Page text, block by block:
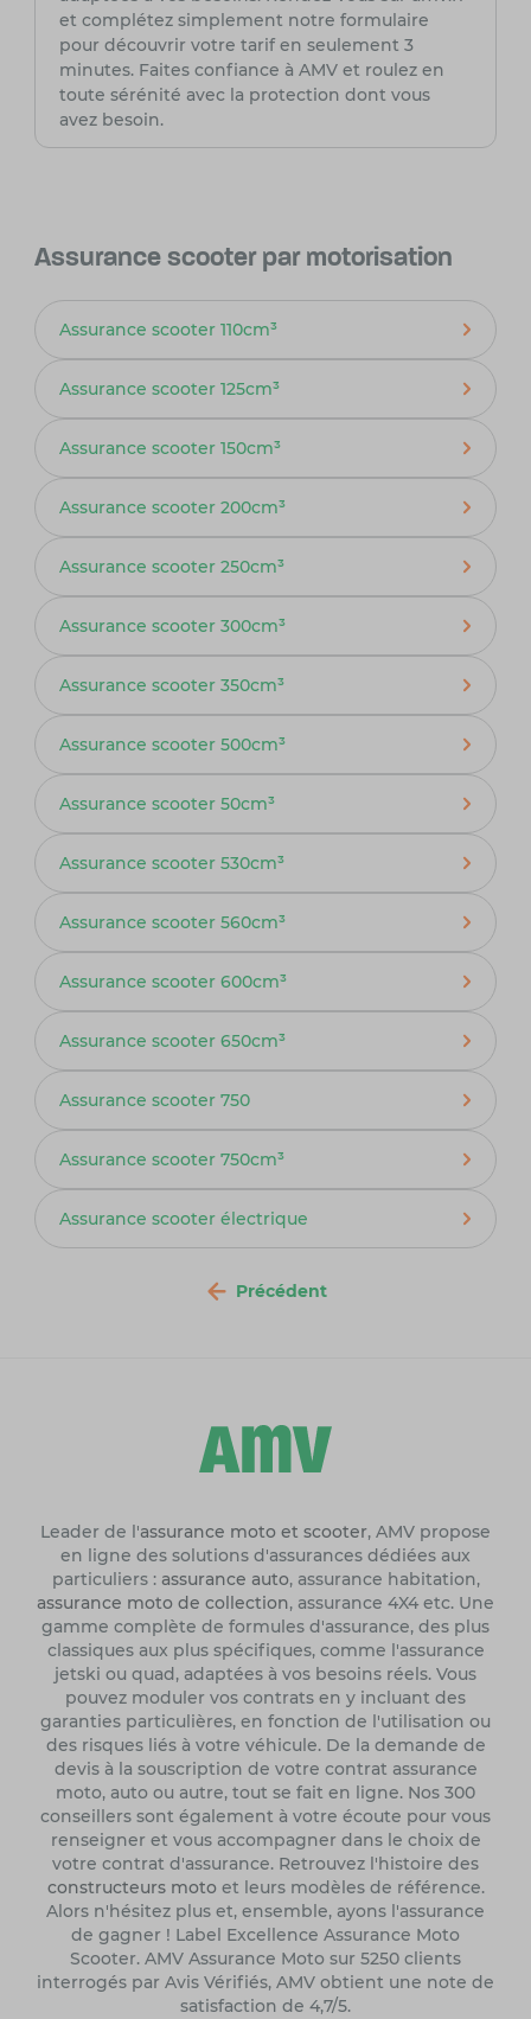
et complétez simplement notre formulaire
pour découvrir votre tarif en seulement 3
minutes. Faites confiance à AMV et roulez en
toute sérénité avec la protection dont vous
avez besoin.
Assurance scooter par motorisation
Assurance scooter 110cm³
Assurance scooter 125cm³
Assurance scooter 150cm³
Assurance scooter 200cm³
Assurance scooter 250cm³
Assurance scooter 300cm³
Assurance scooter 350cm³
Assurance scooter 500cm³
Assurance scooter 50cm³
Assurance scooter 530cm³
Assurance scooter 560cm³
Assurance scooter 600cm³
Assurance scooter 650cm³
Assurance scooter 750
Assurance scooter 750cm³
Assurance scooter électrique
Précédent
Leader de l'assurance moto et scooter, AMV propose
en ligne des solutions d'assurances dédiées aux
particuliers : assurance auto, assurance habitation,
assurance moto de collection, assurance 4X4 etc. Une
gamme complète de formules d'assurance, des plus
classiques aux plus spécifiques, comme l'assurance
jetski ou quad, adaptées à vos besoins réels. Vous
pouvez moduler vos contrats en y incluant des
garanties particulières, en fonction de l'utilisation ou
des risques liés à votre véhicule. De la demande de
devis à la souscription de votre contrat assurance
moto, auto ou autre, tout se fait en ligne. Nos 300
conseillers sont également à votre écoute pour vous
renseigner et vous accompagner dans le choix de
votre contrat d'assurance. Retrouvez l'histoire des
constructeurs motoet leurs modèles de référence.
Alors n'hésitez plus et, ensemble, ayons l'assurance
de gagner ! Label Excellence Assurance Moto
Scooter. AMV Assurance Moto sur 5250 clients
interrogés par Avis Vérifiés, AMV obtient une note de
satisfaction de 4,7/5.